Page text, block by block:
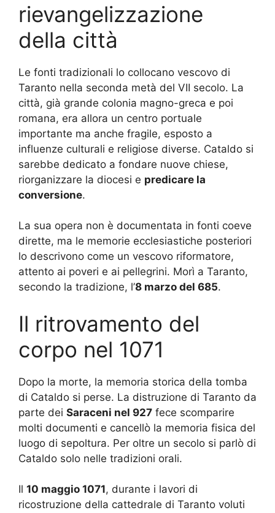
rievangelizzazione
della città
Le fonti tradizionali lo collocano vescovo di
Taranto nella seconda metà del VII secolo. La
città, già grande colonia magno-greca e poi
romana, era allora un centro portuale
importante ma anche fragile, esposto a
influenze culturali e religiose diverse. Cataldo si
sarebbe dedicato a fondare nuove chiese,
riorganizzare la diocesi e predicare la
conversione.
La sua opera non è documentata in fonti coeve
dirette, ma le memorie ecclesiastiche posteriori
lo descrivono come un vescovo riformatore,
attento ai poveri e ai pellegrini. Morì a Taranto,
secondo la tradizione, l’8 marzo del 685.
Il ritrovamento del
corpo nel 1071
Dopo la morte, la memoria storica della tomba
di Cataldo si perse. La distruzione di Taranto da
parte dei Saraceni nel 927 fece scomparire
molti documenti e cancellò la memoria fisica del
luogo di sepoltura. Per oltre un secolo si parlò di
Cataldo solo nelle tradizioni orali.
Il 10 maggio 1071, durante i lavori di
ricostruzione della cattedrale di Taranto voluti